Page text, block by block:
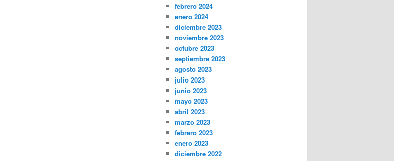
febrero 2024
enero 2024
diciembre 2023
noviembre 2023
octubre 2023
septiembre 2023
agosto 2023
julio 2023
junio 2023
mayo 2023
abril 2023
marzo 2023
febrero 2023
enero 2023
diciembre 2022